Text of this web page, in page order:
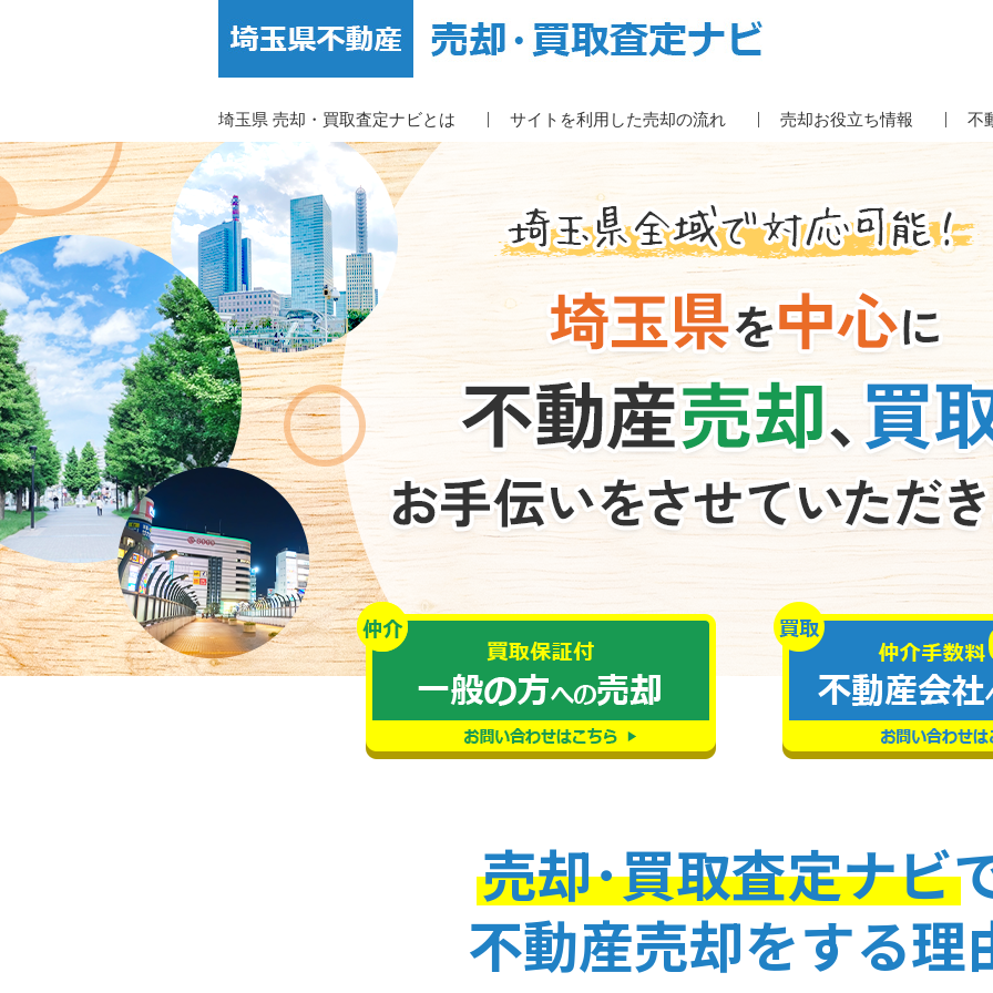
埼玉県 売却・買取査定ナビとは サイトを利用した売却の流れ 売却お役立ち情報 不
売却･買取査定ナビ
不動産売却をする理